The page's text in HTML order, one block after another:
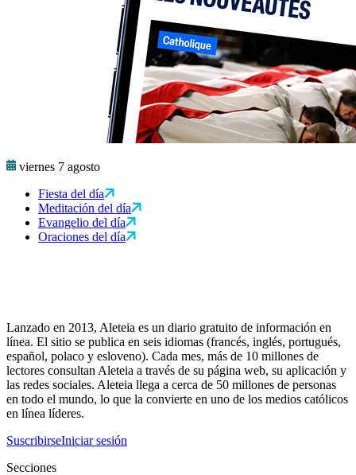
viernes 7 agosto
Fiesta del día
Meditación del día
Evangelio del día
Oraciones del día
Lanzado en 2013, Aleteia es un diario gratuito de información en
línea. El sitio se publica en seis idiomas (francés, inglés, portugués,
español, polaco y esloveno). Cada mes, más de 10 millones de
lectores consultan Aleteia a través de su página web, su aplicación y
las redes sociales. Aleteia llega a cerca de 50 millones de personas
en todo el mundo, lo que la convierte en uno de los medios católicos
en línea líderes.
SuscribirseIniciar sesión
Secciones